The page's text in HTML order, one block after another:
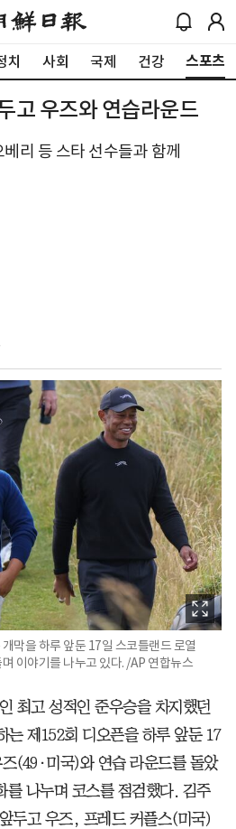
치 사회 국제 건강 스포츠
고 우즈와 연습라운드
리 등 스타 선수들과 함께
막을 하루 앞둔 17일 스코틀랜드 로열
이야기를 나누고 있다. /AP 연합뉴스
최고 성적인 준우승을 차지했던
는 제152회 디오픈을 하루 앞둔 17
(49·미국)와 연습 라운드를 돌았
를 나누며 코스를 점검했다. 김주
두고 우즈, 프레드 커플스(미국)